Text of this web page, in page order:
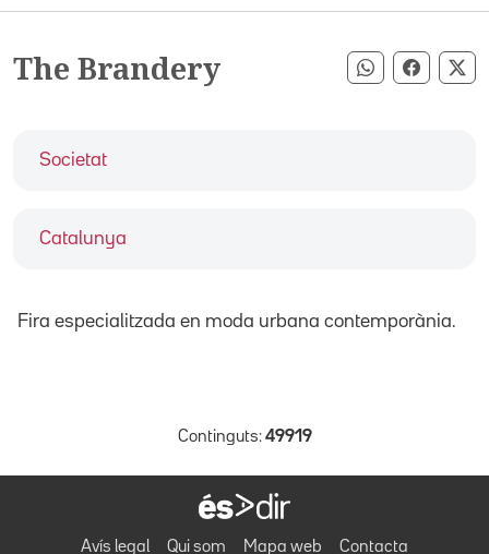
The Brandery Compartir
Societat
Catalunya
Fira especialitzada en moda urbana contemporània.
Continguts: 49919
Avís legal Qui som Mapa web Contacta